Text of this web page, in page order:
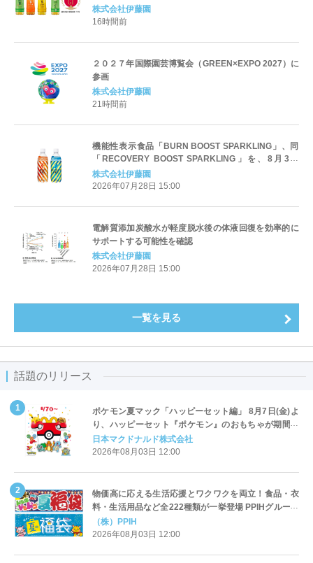
解促進を後押し
株式会社伊藤園
16時間前
２０２７年国際園芸博覧会（GREEN×EXPO 2027）に
参画
株式会社伊藤園
21時間前
機能性表示食品「BURN BOOST SPARKLING」、同
「RECOVERY BOOST SPARKLING」を、8月3日
（月）に販売開始
株式会社伊藤園
2026年07月28日 15:00
電解質添加炭酸水が軽度脱水後の体液回復を効率的に
サポートする可能性を確認
株式会社伊藤園
2026年07月28日 15:00
一覧を見る
話題のリリース
ポケモン夏マック「ハッピーセット編」 8月7日(金)よ
り、ハッピーセット『ポケモン』のおもちゃが期間限
定登場
日本マクドナルド株式会社
2026年08月03日 12:00
物価高に応える生活応援とワクワクを両立！食品・衣
料・生活用品など全222種類が一挙登場 PPIHグループ
「夏福袋」＆セール 8月6日(木)より順次スタート
（株）PPIH
2026年08月03日 12:00